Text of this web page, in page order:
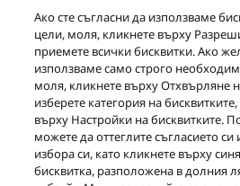
Вижте страницата
Печат
Ако сте съгласни да използваме
цели, моля, кликнете върху
приемете всички бисквитки. Ако
използваме само строго
моля, кликнете върху Отхвърляне
изберете категория на
върху Настройки на бисквитките.
можете да оттеглите съгласието
избора си, като кликнете върху
бисквитка, разположена в долния